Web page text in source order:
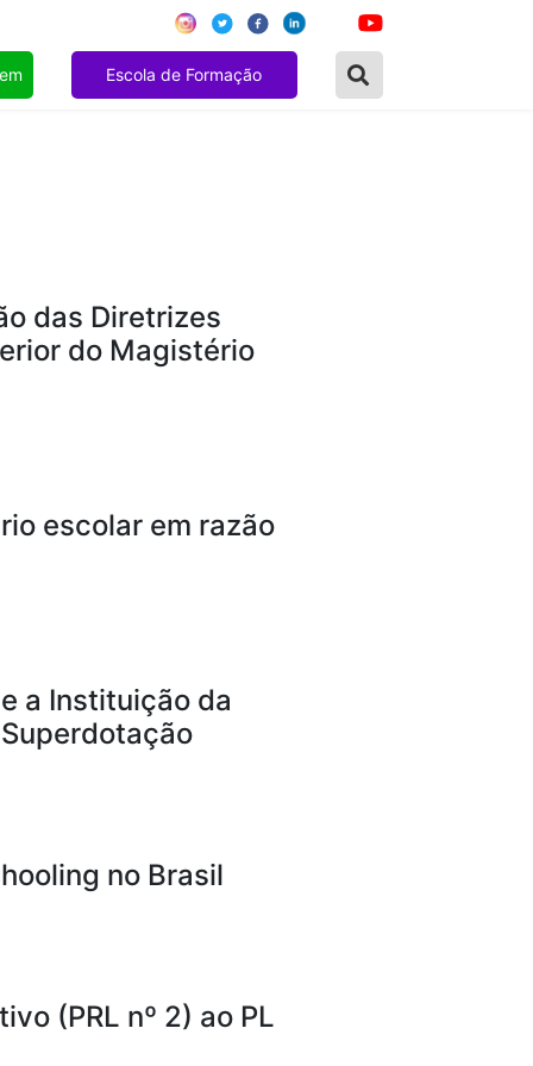
Escola de Formação
das Diretrizes
do Magistério
escolar em razão
a Instituição da
no Brasil
(PRL nº 2) ao PL